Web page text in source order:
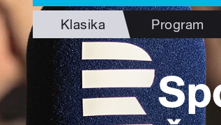
Klasika Program